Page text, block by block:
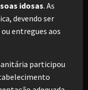
idosas. As
devendo ser
entregues aos
participou